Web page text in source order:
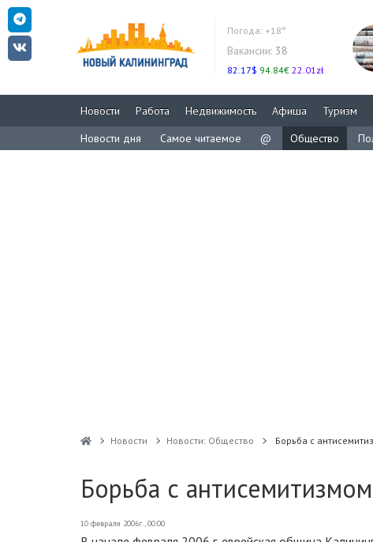
Погода: +18°
Вакансии: 38
82.17$ 94.84€ 22.01zł
Новости Работа Недвижимость Афиша Туризм
Новости дня
Самое читаемое @ Общество
Новости Новости: Общество Борьба с
Борьба с
10 февраля 2006г., 00:00